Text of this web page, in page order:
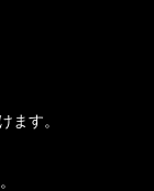
タムパーツ
応 カスタムパ
応 カスタムパ
ます。